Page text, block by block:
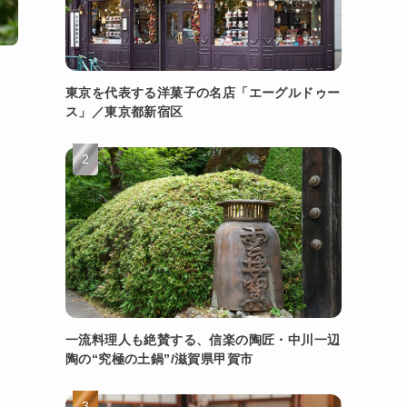
東京を代表する洋菓子の名店「エーグルドゥー
ス」／東京都新宿区
一流料理人も絶賛する、信楽の陶匠・中川一辺
陶の“究極の土鍋”/滋賀県甲賀市